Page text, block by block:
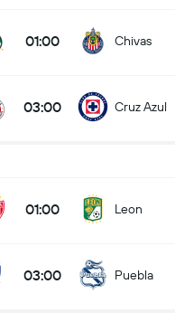
01:00 Chivas
03:00 Cruz Azul
01:00 Leon
03:00 Puebla